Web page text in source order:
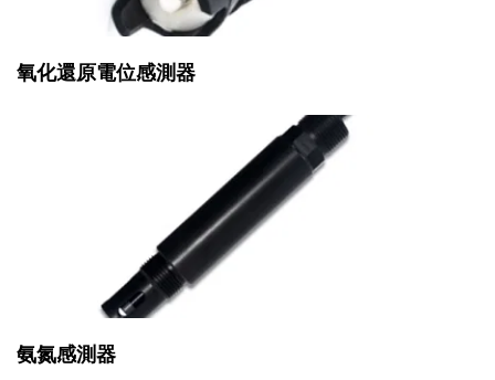
氧化還原電位感測器
氨氮感測器